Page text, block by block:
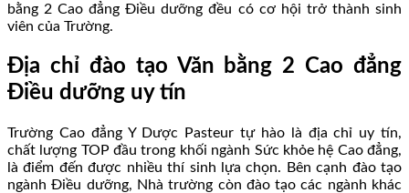
bằng 2 Cao đẳng Điều dưỡng đều có cơ hội trở thành sinh
viên của Trường.
Địa chỉ đào tạo Văn bằng 2 Cao đẳng
Điều dưỡng uy tín
Trường Cao đẳng Y Dược Pasteur tự hào là địa chỉ uy tín,
chất lượng TOP đầu trong khối ngành Sức khỏe hệ Cao đẳng,
là điểm đến được nhiều thí sinh lựa chọn. Bên cạnh đào tạo
ngành Điều dưỡng, Nhà trường còn đào tạo các ngành khác